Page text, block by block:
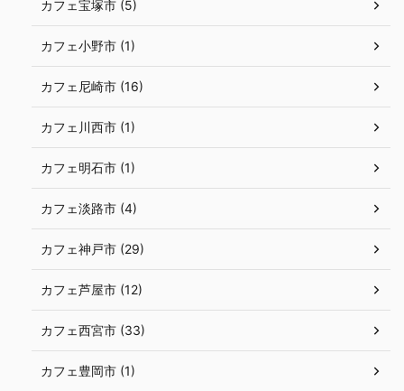
カフェ宝塚市 (5)
カフェ小野市 (1)
カフェ尼崎市 (16)
カフェ川西市 (1)
カフェ明石市 (1)
カフェ淡路市 (4)
カフェ神戸市 (29)
カフェ芦屋市 (12)
カフェ西宮市 (33)
カフェ豊岡市 (1)